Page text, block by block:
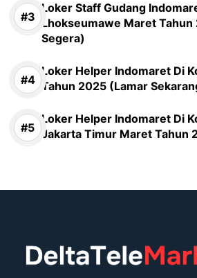
Loker Staff Gudang
Lhokseumawe Maret
Segera)
Loker Helper Indomaret Di
Tahun 2025 (Lamar
Loker Helper Indomaret Di
Jakarta Timur Maret Tahun